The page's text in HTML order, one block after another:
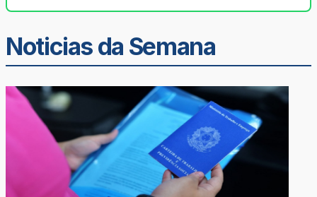
Noticias da Semana